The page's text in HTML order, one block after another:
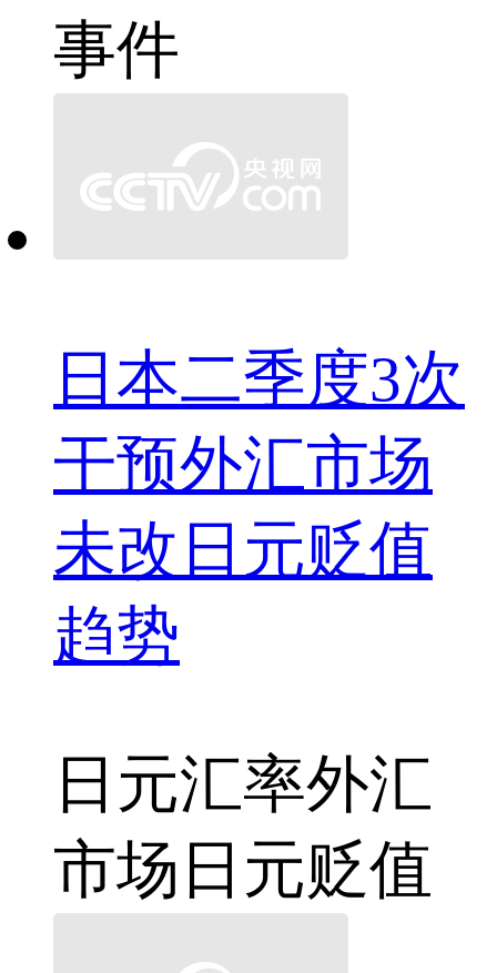
事件
日本二季度3次
干预外汇市场
未改日元贬值
趋势
日元汇率外汇
市场 日元贬值